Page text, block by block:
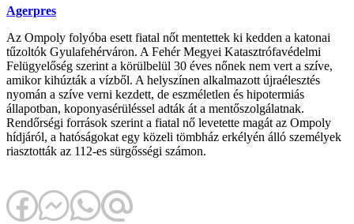
Agerpres
Az Ompoly folyóba esett fiatal nőt mentettek ki kedden a katonai
tűzoltók Gyulafehérváron. A Fehér Megyei Katasztrófavédelmi
Felügyelőség szerint a körülbelül 30 éves nőnek nem vert a szíve,
amikor kihúzták a vízből. A helyszínen alkalmazott újraélesztés
nyomán a szíve verni kezdett, de eszméletlen és hipotermiás
állapotban, koponyasérüléssel adták át a mentőszolgálatnak.
Rendőrségi források szerint a fiatal nő levetette magát az Ompoly
hídjáról, a hatóságokat egy közeli tömbház erkélyén álló személyek
riasztották az 112-es sürgősségi számon.